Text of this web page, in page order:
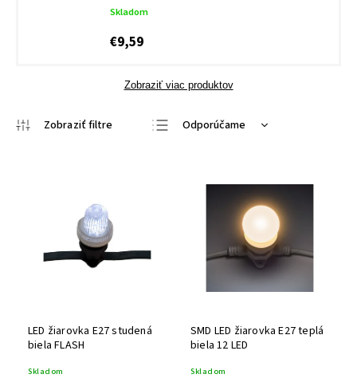
Skladom
€9,59
Zobraziť viac produktov
Odporúčame
Najpredávanejšie
LED žiarovka E27 studená
biela FLASH
Skladom
SMD LED žiarovka E27 teplá
biela 12 LED
Skladom